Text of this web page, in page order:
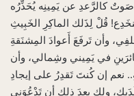
وأن تَرفَعَ أَعوادَ المِشنَقةِ
في يَمِيني وشِمالي، وأن
نعم إن كُنتَ تَقدِرُ على إيجادِ
ولك بعدَ ذلك أن تَدْعُوَني